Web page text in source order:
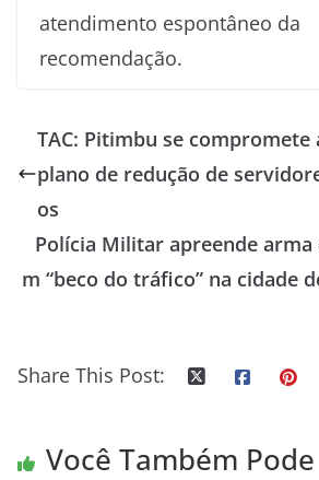
atendimento espontâneo da
recomendação.
TAC: Pitimbu se compromete
plano de redução de
os
Polícia Militar apreende arma
m “beco do tráfico” na cidade
Share This Post:
Você Também